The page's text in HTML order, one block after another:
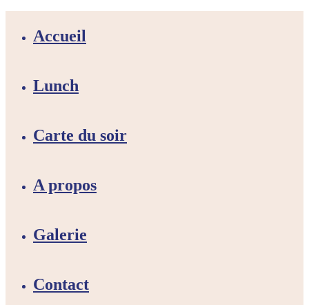
Accueil
Lunch
Carte du soir
A propos
Galerie
Contact